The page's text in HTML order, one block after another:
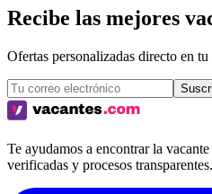
Recibe las mejores
Ofertas personalizadas directo en
Te ayudamos a encontrar la
verificadas y procesos transparentes.